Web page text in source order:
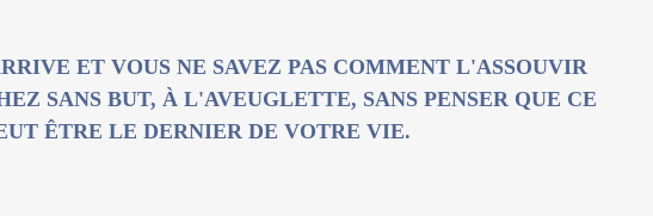
ET VOUS NE SAVEZ PAS COMMENT L'ASSOUVIR
SANS BUT, À L'AVEUGLETTE, SANS PENSER QUE CE
ÊTRE LE DERNIER DE VOTRE VIE.